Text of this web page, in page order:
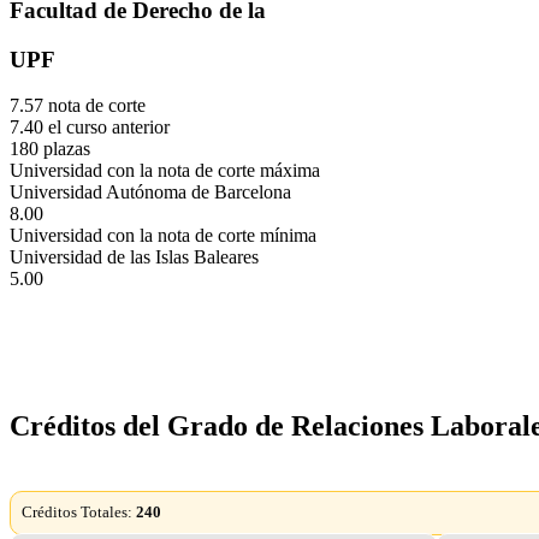
Facultad de Derecho de la
UPF
7.57 nota de corte
7.40 el curso anterior
180 plazas
Universidad con la nota de corte máxima
Universidad Autónoma de Barcelona
8.00
Universidad con la nota de corte mínima
Universidad de las Islas Baleares
5.00
Créditos del Grado de Relaciones
Créditos Totales: 240